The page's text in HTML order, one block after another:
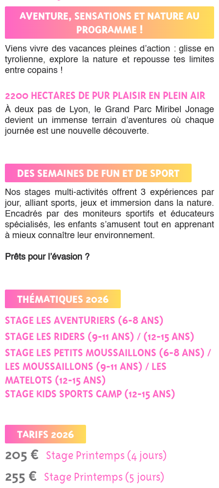
AVENTURE, SENSATIONS ET NATURE AU
PROGRAMME !
Viens vivre des vacances pleines d’action : glisse en
tyrolienne, explore la nature et repousse tes limites
entre copains !
2200 HECTARES DE PUR PLAISIR EN PLEIN AIR
À deux pas de Lyon, le Grand Parc Miribel Jonage
devient un immense terrain d’aventures où chaque
journée est une nouvelle découverte.
DES SEMAINES DE FUN ET DE SPORT
Nos stages multi-activités offrent 3 expériences par
jour, alliant sports, jeux et immersion dans la nature.
Encadrés par des moniteurs sportifs et éducateurs
spécialisés, les enfants s’amusent tout en apprenant
à mieux connaître leur environnement.
Prêts pour l’évasion ?
THÉMATIQUES 2026
STAGE LES AVENTURIERS (6-8 ANS)
STAGE LES RIDERS (9-11 ANS) / (12-15 ANS)
STAGE LES PETITS MOUSSAILLONS (6-8 ANS) /
LES MOUSSAILLONS (9-11 ANS) / LES
MATELOTS (12-15 ANS)
STAGE KIDS SPORTS CAMP (12-15 ANS)
TARIFS 2026
205 € Stage Printemps (4 jours)
255 € Stage Printemps (5 jours)